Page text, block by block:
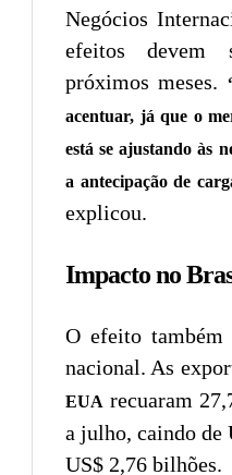
Negócios
efeitos devem
próximos meses.
acentuar, já que o
está se ajustando às
a antecipação de
explicou.
Impacto no
O efeito
nacional. As
EUA recuaram
a julho, caindo de
US$ 2,76 bilhões.